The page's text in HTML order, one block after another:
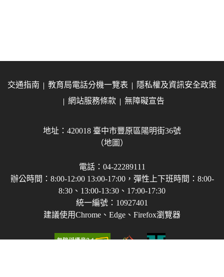
交通指南 教育局電話分機一覽表
隱私權及資訊安全政策
網站服務條款
無障礙宣告
地址：420018 臺中市豐原區陽明街36號
（地圖）
電話：04-22289111
辦公時間：8:00-12:00 13:00-17:00，彈性上下班時間：8:00-
8:30、13:00-13:30、17:00-17:30
統一編號：10927401
建議使用Chrome、Edge、Firefox瀏覽器